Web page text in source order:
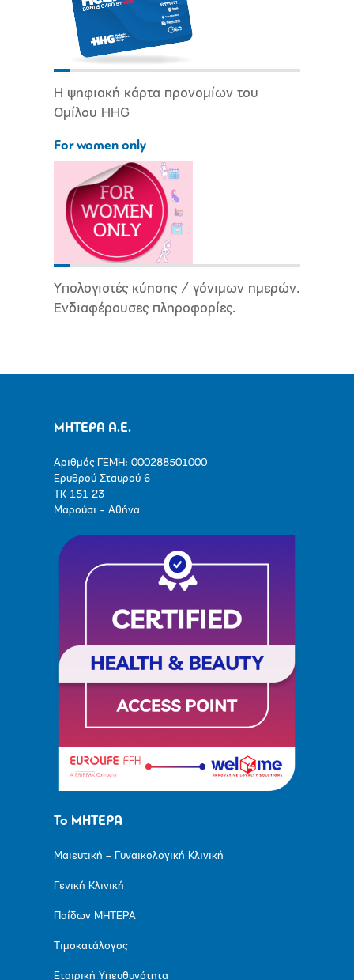
Η ψηφιακή κάρτα προνομίων του
Ομίλου HHG
For women only
Υπολογιστές κύησης / γόνιμων ημερών.
Ενδιαφέρουσες πληροφορίες.
ΜΗΤΕΡΑ Α.Ε.
Αριθμός ΓΕΜΗ: 000288501000
Ερυθρού Σταυρού 6
ΤΚ 151 23
Μαρούσι - Αθήνα
Το ΜΗΤΕΡΑ
Μαιευτική – Γυναικολογική Κλινική
Γενική Κλινική
Παίδων ΜΗΤΕΡΑ
Τιμοκατάλογος
Εταιρική Υπευθυνότητα